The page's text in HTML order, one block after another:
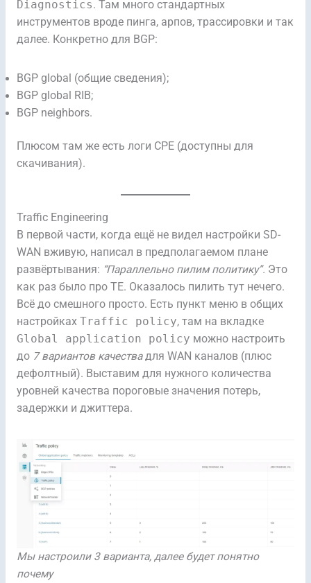
Diagnostics. Там много стандартных
инструментов вроде пинга, арпов, трассировки и так
далее. Конкретно для BGP:
BGP global (общие сведения);
BGP global RIB;
BGP neighbors.
Плюсом там же есть логи CPE (доступны для
скачивания).
Traffic Engineering
В первой части, когда ещё не видел настройки SD-
WAN вживую, написал в предполагаемом плане
развёртывания: “Параллельно пилим политику”. Это
как раз было про TE. Оказалось пилить тут нечего.
Всё до смешного просто. Есть пункт меню в общих
настройках Traffic policy, там на вкладке
Global application policy можно настроить
до 7 вариантов качествадля WAN каналов (плюс
дефолтный). Выставим для нужного количества
уровней качества пороговые значения потерь,
задержки и джиттера.
Мы настроили 3 варианта, далее будет понятно
почему